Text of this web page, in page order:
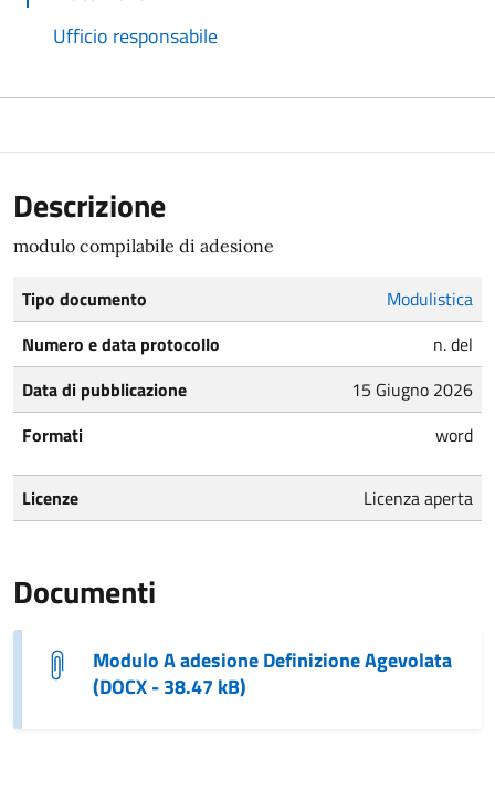
Ufficio responsabile
Descrizione
modulo compilabile di adesione
Tipo documento
Modulistica
Numero e data protocollo
n. del
Data di pubblicazione
15 Giugno 2026
Formati
word
Licenze Licenza aperta
Documenti
Modulo A adesione Definizione Agevolata
(DOCX - 38.47 kB)